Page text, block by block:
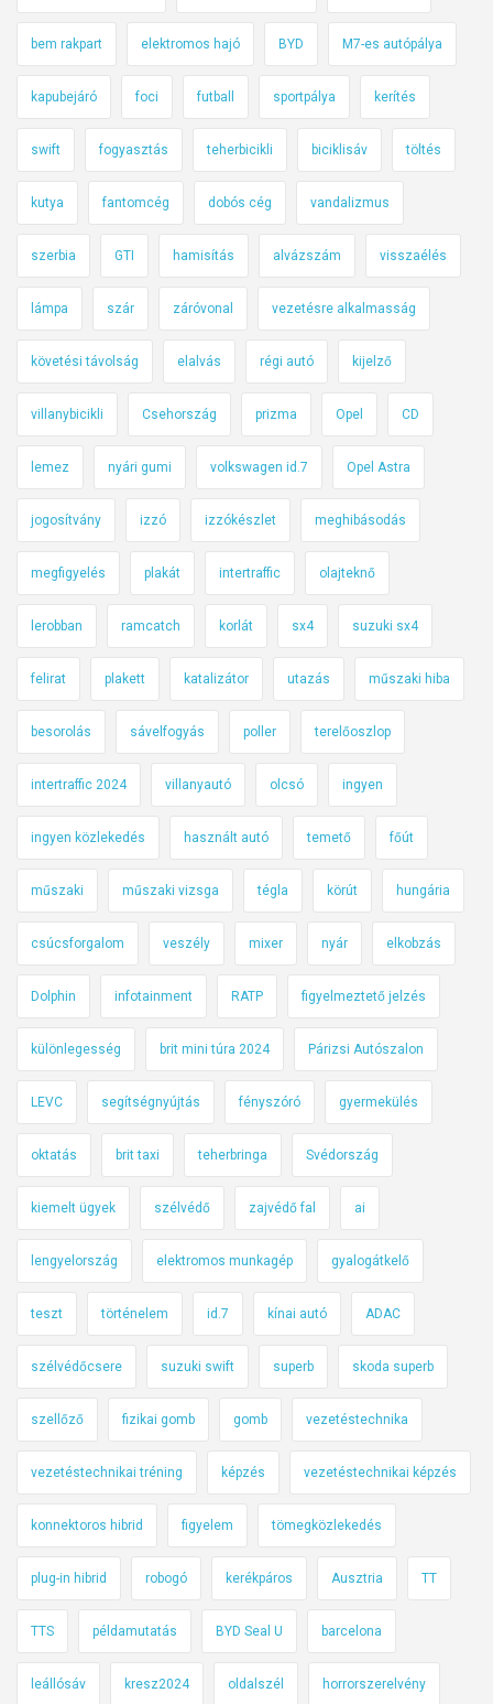
bem rakpart elektromos hajó BYD M7-es autópálya
kapubejáró foci futball sportpálya kerítés
swift fogyasztás teherbicikli biciklisáv töltés
kutya fantomcég dobós cég vandalizmus
szerbia GTI hamisítás alvázszám visszaélés
lámpa szár záróvonal vezetésre alkalmasság
követési távolság elalvás régi autó kijelző
villanybicikli Csehország prizma Opel CD
lemez nyári gumi volkswagen id.7 Opel Astra
jogosítvány izzó izzókészlet meghibásodás
megfigyelés plakát intertraffic olajteknő
lerobban ramcatch korlát sx4 suzuki sx4
felirat plakett katalizátor utazás műszaki hiba
besorolás sávelfogyás poller terelőoszlop
intertraffic 2024 villanyautó olcsó ingyen
ingyen közlekedés használt autó temető főút
műszaki műszaki vizsga tégla körút hungária
csúcsforgalom veszély mixer nyár elkobzás
Dolphin infotainment RATP figyelmeztető jelzés
különlegesség brit mini túra 2024 Párizsi Autószalon
LEVC segítségnyújtás fényszóró gyermekülés
oktatás brit taxi teherbringa Svédország
kiemelt ügyek szélvédő zajvédő fal ai
lengyelország elektromos munkagép gyalogátkelő
teszt történelem id.7 kínai autó ADAC
szélvédőcsere suzuki swift superb skoda superb
szellőző fizikai gomb gomb vezetéstechnika
vezetéstechnikai tréning képzés vezetéstechnikai képzés
konnektoros hibrid figyelem tömegközlekedés
plug-in hibrid robogó kerékpáros Ausztria TT
TTS példamutatás BYD Seal U barcelona
leállósáv kresz2024 oldalszél horrorszerelvény